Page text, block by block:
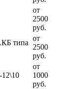
от
2500
руб.
типа
от
2500
руб.
от
1000
руб.